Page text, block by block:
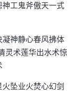
工鬼斧傲天一式
神静心春风拂体
灵术莲华出水术惊
坠业火焚心幻剑